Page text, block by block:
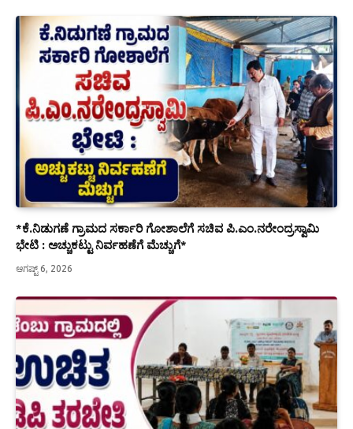
*ಕೆ.ನಿಡುಗಣೆ ಗ್ರಾಮದ ಸರ್ಕಾರಿ ಗೋಶಾಲೆಗೆ ಸಚಿವ ಪಿ.ಎಂ.ನರೇಂದ್ರಸ್ವಾಮಿ
ಭೇಟಿ : ಅಚ್ಚುಕಟ್ಟು ನಿರ್ವಹಣೆಗೆ ಮೆಚ್ಚುಗೆ*
ಆಗಷ್ಟ್ 6, 2026